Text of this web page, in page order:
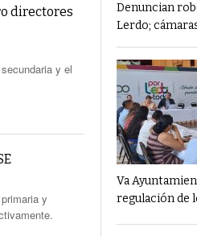
directores
y el
y
Denuncian
Lerdo;
Va
regulación de